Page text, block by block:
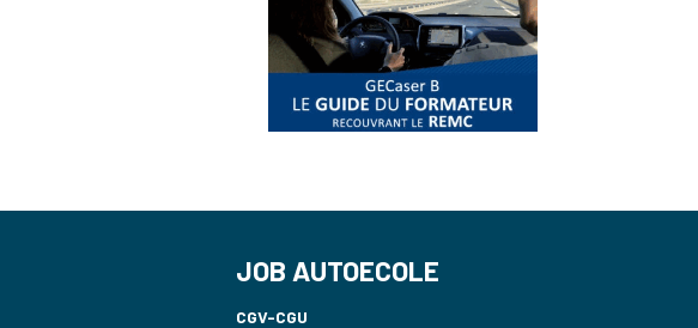
JOB AUTOECOLE
CGV-CGU